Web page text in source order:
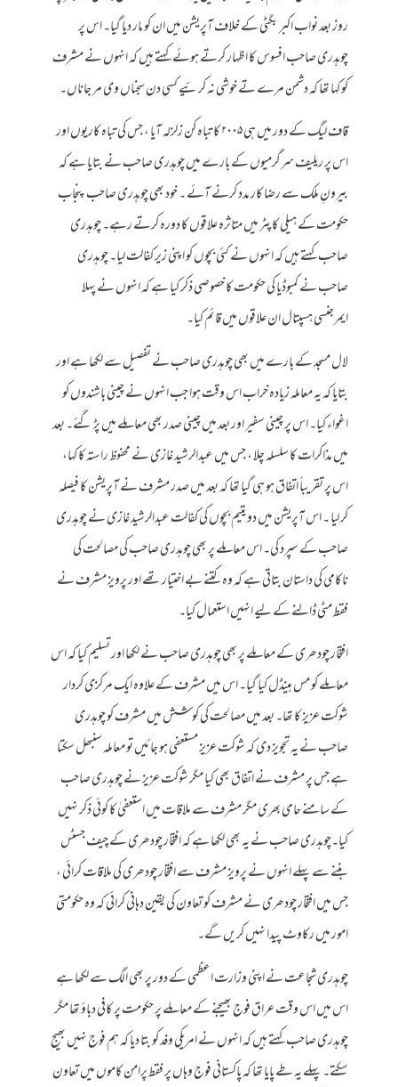
روز بعد نواب اکبر بگٹی کے خلاف آپریشن میں ان کو مار دیا گیا۔ اس پر
چوہدری صاحب افسوس کا اظہار کرتے ہوئے کہتے ہیں کہ انہوں نے مشرف
کو کہا تھا کہ دشمن مرے تے خوشی نہ کرئیے کسی دن سجناں وی مر جاناں۔
قاف لیگ کے دور میں ہی ۲۰۰۵ کا تباہ کن زلزلہ آیا ، جس کی تباہ کاریوں اور
اس پر ریلیف سرگرمیوں کے بارے میں چوہدری صاحب نے بتایا ہے کہ
بیرونِ ملک سے رضا کار مدد کرنے آئے ۔ خود بھی چوہدری صاحب پنجاب
حکومت کے ہیلی کاپٹر میں متاثرہ علاقوں کا دورہ کرتے رہے۔ چوہدری
صاحب کہتے ہیں کہ انہوں نے کئی بچوں کو اپنی زیر کفالت لیا۔ چوہدری
صاحب نے کمبوڈیا کی حکومت کا خصوصی ذکر کیا ہے کہ انہوں نے پہلا
ایمرجنسی ہسپتال ان علاقوں میں قائم کیا۔
لال مسجد کے بارے میں بھی چوہدری صاحب نے تفصیل سے لکھا ہے اور
بتایا کہ یہ معاملہ زیادہ خراب اس وقت ہوا جب انہوں نے چینی باشندوں کو
اغواء کیا۔ اس پر چینی سفیر اور بعد میں چینی صدر بھی معاملے میں پڑ گئے۔ بعد
میں مذاکرات کا سلسلہ چلا ، جس میں عبدالرشید غازی نے محفوظ راستہ کا کہا،
اس پر تقریباً اتفاق ہو ہی گیا تھا کہ بعد میں صدر مشرف نے آپریشن کا فیصلہ
کر لیا ۔ اس آپریشن میں دو یتیم بچوں کی کفالت عبدالرشید غازی نے چوہدری
صاحب کے سپرد کی۔ اس معاملے پر بھی چوہدری صاحب کی مصالحت کی
ناکامی کی داستان بتاتی ہے کہ وہ کتنے بے اختیار تھے اور پرویز مشرف نے
فقط مٹی ڈالنے کے لیے انہیں استعمال کیا۔
افتخار چودھری کے معاملے پر بھی چوہدری صاحب نے لکھا اور تسلیم کیا کہ اس
معاملے کو مس ہینڈل کیا گیا۔ اس میں مشرف کے علاوہ ایک مرکزی کردار
شوکت عزیز کا تھا۔ بعد میں مصالحت کی کوشش میں مشرف کو چوہدری
صاحب نے یہ تجویز دی کہ شوکت عزیز مستعفی ہو جائیں تو معاملہ سنبھل سکتا
ہے جس پر مشرف نے اتفاق بھی کیا مگر شوکت عزیز نے چوہدری صاحب
کے سامنے حامی بھری مگر مشرف سے ملاقات میں استعفیٰ کا کوئی ذکر نہیں
کیا۔چوہدری صاحب نے یہ بھی لکھا ہے کہ افتخار چودھری کے چیف جسٹس
بننے سے پہلے انہوں نے پرویز مشرف سے افتخار چودھری کی ملاقات کرائی ،
جس میں افتخار چودھری نے مشرف کو تعاون کی یقین دہانی کرائی کہ وہ حکومتی
امور میں رکاوٹ پیدا نہیں کریں گے۔
چوہدری شجاعت نے اپنی وزارت اعظمی کے دور پر بھی الگ سے لکھا ہے
اس میں اس وقت عراق فوج بھیجنے کے معاملے پر حکومت پر کافی دباؤ تھا مگر
چوہدری صاحب کہتے ہیں کہ انہوں نے امریکی وفد کو بتا دیا کہ ہم فوج نہیں بھیج
سکتے۔ پہلے یہ طے پایا تھا کہ پاکستانی فوج وہاں پر فقط پرامن کاموں میں تعاون